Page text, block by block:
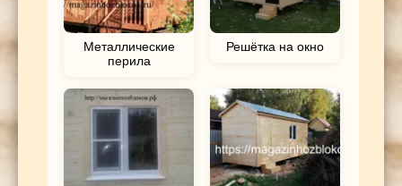
Металлические
перила
Решётка на окно